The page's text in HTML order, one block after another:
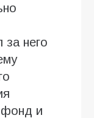
за него
фонд и